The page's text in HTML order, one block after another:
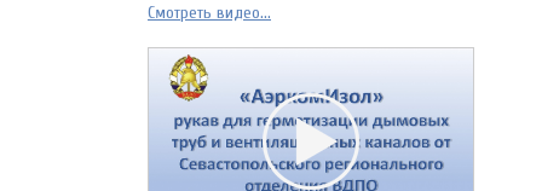
Смотреть видео...